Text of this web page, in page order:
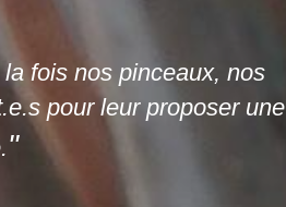
fois nos pinceaux, nos
pour leur proposer une
"